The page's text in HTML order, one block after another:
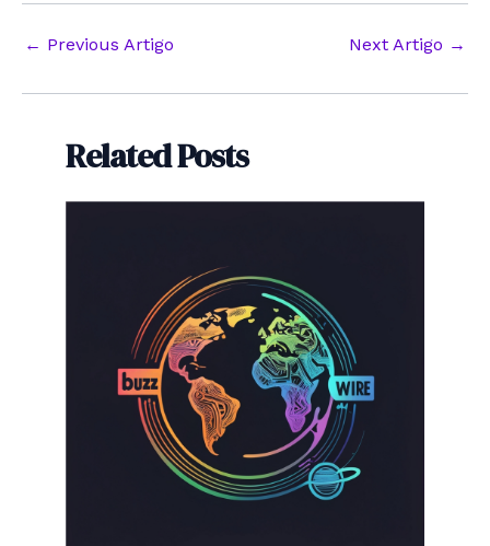
Post
← Previous Artigo Next Artigo →
Related Posts